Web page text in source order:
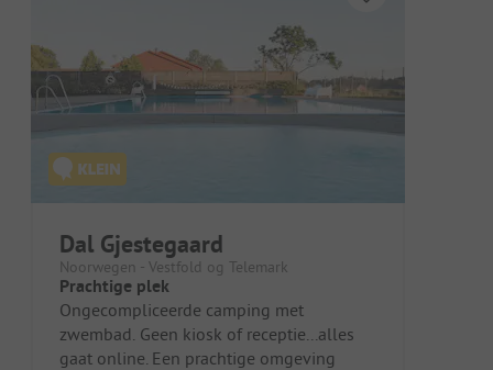
Dal Gjestegaard
Noorwegen - Vestfold og Telemark
Prachtige plek
Ongecompliceerde camping met
zwembad. Geen kiosk of receptie...alles
gaat online. Een prachtige omgeving